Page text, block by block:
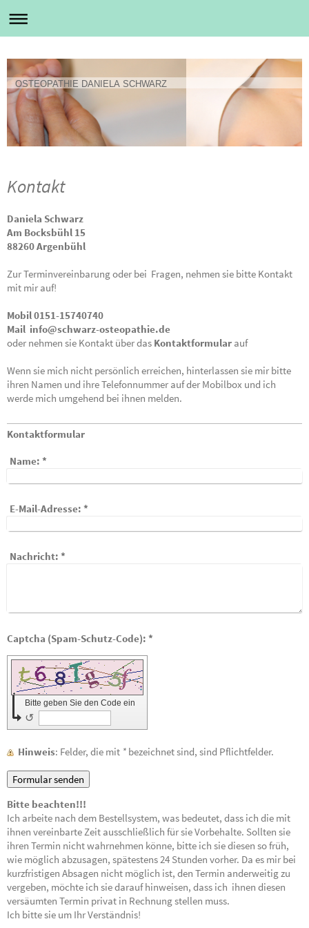
OSTEOPATHIE DANIELA SCHWARZ
Kontakt
Daniela Schwarz
Am Bocksbühl 15
88260 Argenbühl
Zur Terminvereinbarung oder bei Fragen, nehmen sie bitte Kontakt
mit mir auf!
Mobil 0151-15740740
Mail info@schwarz-osteopathie.de
oder nehmen sie Kontakt über das Kontaktformular auf
Wenn sie mich nicht persönlich erreichen, hinterlassen sie mir bitte
ihren Namen und ihre Telefonnummer auf der Mobilbox und ich
werde mich umgehend bei ihnen melden.
Kontaktformular
Name: *
E-Mail-Adresse: *
Nachricht: *
Captcha (Spam-Schutz-Code): *
Bitte geben Sie den Code ein
↺
Hinweis : Felder, die mit * bezeichnet sind, sind Pflichtfelder.
Bitte beachten!!!
Ich arbeite nach dem Bestellsystem, was bedeutet, dass ich die mit
ihnen vereinbarte Zeit ausschließlich für sie Vorbehalte. Sollten sie
ihren Termin nicht wahrnehmen könne, bitte ich sie diesen so früh,
wie möglich abzusagen, spätestens 24 Stunden vorher. Da es mir bei
kurzfristigen Absagen nicht möglich ist, den Termin anderweitig zu
vergeben, möchte ich sie darauf hinweisen, dass ich ihnen diesen
versäumten Termin privat in Rechnung stellen muss.
Ich bitte sie um Ihr Verständnis!